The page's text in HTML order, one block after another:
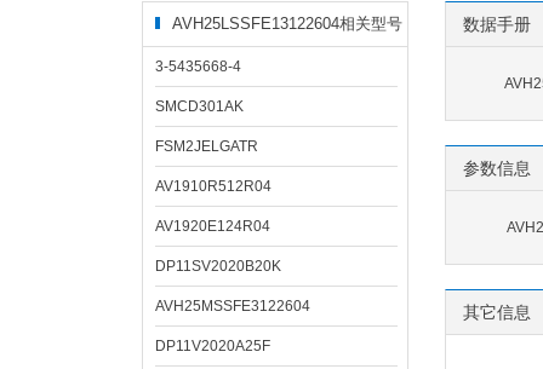
AVH25LSSFE13122604相关型号
3-5435668-4
SMCD301AK
FSM2JELGATR
AV1910R512R04
AV1920E124R04
DP11SV2020B20K
AVH25MSSFE3122604
DP11V2020A25F
数据手册
参数信息
其它信息